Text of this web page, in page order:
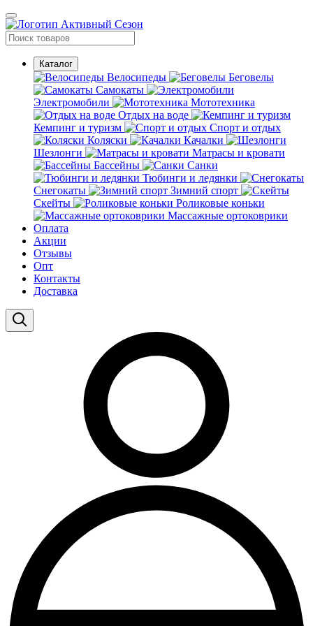
Каталог
Велосипеды
Беговелы
Самокаты
Электромобили
Мототехника
Отдых на воде
Кемпинг и туризм
Спорт и отдых
Коляски
Качалки
Шезлонги
Матрасы и кровати
Бассейны
Санки
Тюбинги и ледянки
Снегокаты
Зимний спорт
Скейты
Роликовые коньки
Массажные ортоковрики
Оплата
Акции
Отзывы
Опт
Контакты
Доставка